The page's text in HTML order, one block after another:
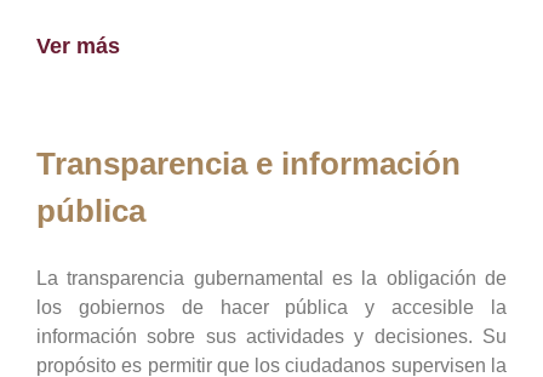
Ver más
Transparencia e información
pública
La transparencia gubernamental es la obligación de
los gobiernos de hacer pública y accesible la
información sobre sus actividades y decisiones. Su
propósito es permitir que los ciudadanos supervisen la